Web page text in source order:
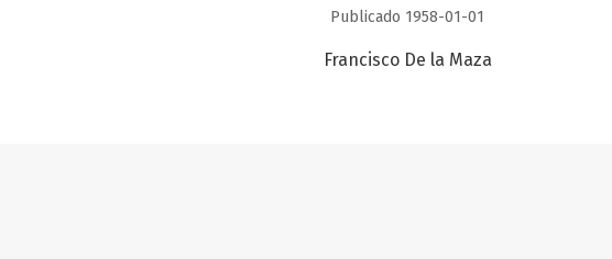
Publicado 1958-01-01
Francisco De la Maza